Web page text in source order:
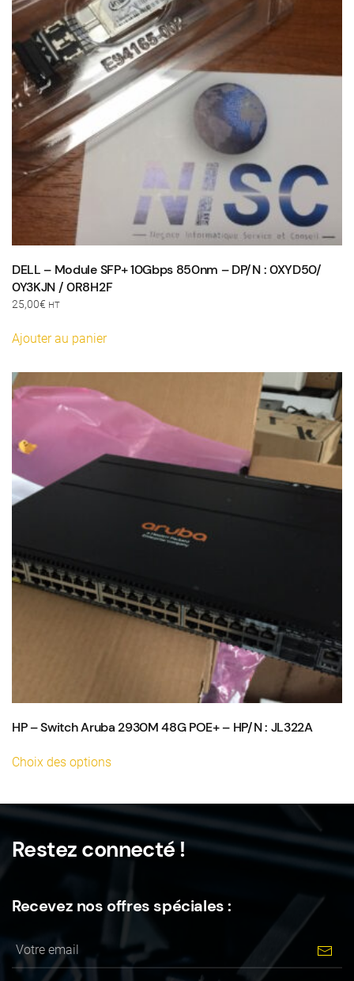
DELL – Module SFP+ 10Gbps 850nm – DP/N : 0XYD50/
0Y3KJN / 0R8H2F
25,00€ HT
Ajouter au panier
HP – Switch Aruba 2930M 48G POE+ – HP/N : JL322A
Choix des optionsproduit
plusieurs
variations.
Les
être
sur
la
Restez connecté !
Recevez nos offres spéciales :